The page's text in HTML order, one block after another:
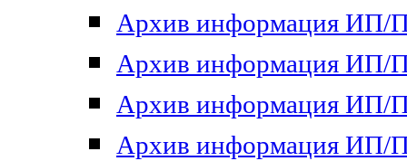
Архив информация ИП/
Архив информация ИП/
Архив информация ИП/
Архив информация ИП/